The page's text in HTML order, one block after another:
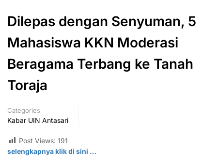
Dilepas dengan Senyuman, 5
Mahasiswa KKN Moderasi
Beragama Terbang ke Tanah
Toraja
Categories
Kabar UIN Antasari
Post Views: 191
selengkapnya klik di sini …